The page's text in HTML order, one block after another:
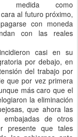
medida como
al futuro próximo,
con moneda
con las reales
casi en su
por debajo, en
del trabajo por
que por vez primera
más caro que el
la eliminación
que ahora las
de otros
presente que tales